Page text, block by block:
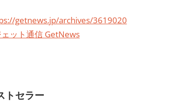
getnews.jp/archives/3619020
ット通信 GetNews
トセラー